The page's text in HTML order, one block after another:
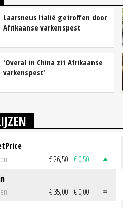
Laarsneus Italië getroffen door
Afrikaanse varkenspest
'Overal in China zit Afrikaanse
varkenspest'
€ 26,50 € 0,50
€ 35,00 € 0,00